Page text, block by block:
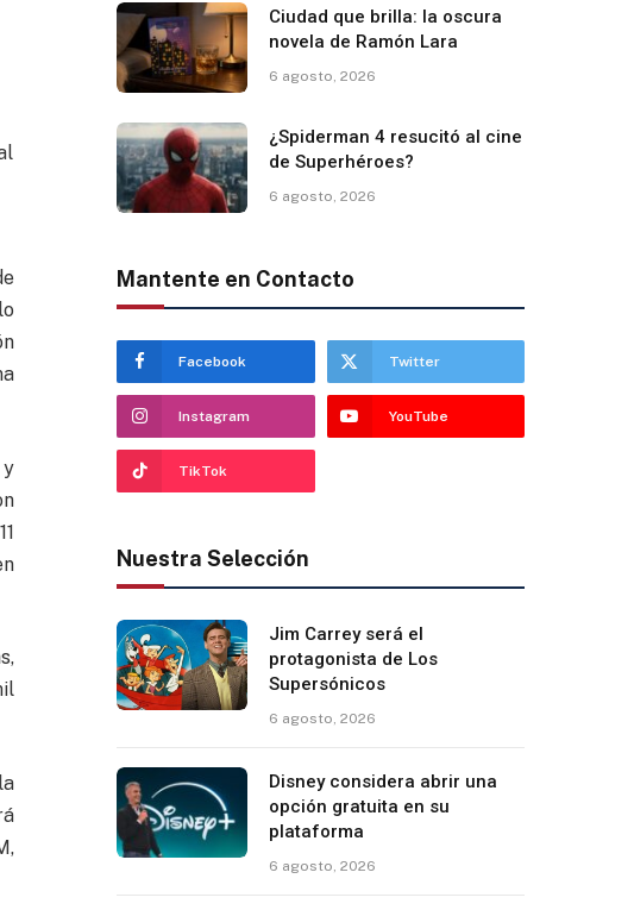
y
Ciudad que brilla: la oscura
novela de Ramón Lara
6 agosto, 2026
¿Spiderman 4 resucitó al cine
de Superhéroes?
6 agosto, 2026
Mantente en Contacto
Facebook Twitter
Instagram YouTube
TikTok
Nuestra Selección
Jim Carrey será el
protagonista de Los
Supersónicos
6 agosto, 2026
Disney considera abrir una
opción gratuita en su
plataforma
6 agosto, 2026